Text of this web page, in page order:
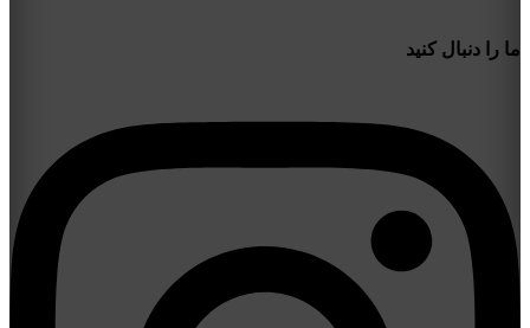
ما را دنبال کنید